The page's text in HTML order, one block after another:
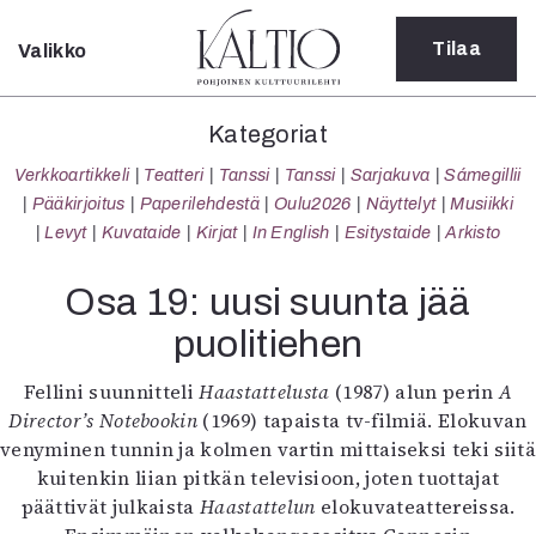
Sulje
Kategoriat
Verkkoartikkeli
Teatteri
Tanssi
Sarjakuva
Sámegillii
Pääkirjoitus
Oulu2026
Näyttelyt
Musiikki
Levyt
Kuvataide
Valikko Tilaa
Kategoriat
Verkkoartikkeli Teatteri Tanssi Tanssi Sarjakuva
Sámegillii
Pääkirjoitus
Paperilehdestä Oulu2026 Näyttelyt
Musiikki
Levyt
Kuvataide Kirjat In English Esitystaide Arkisto
Osa 19: uusi suunta jää
puolitiehen
Fellini suunnitteliHaastattelusta (1987) alun perinA
Director’s Notebookin (1969) tapaista tv-filmiä. Elokuvan
venyminen tunnin ja kolmen vartin mittaiseksi teki siitä
kuitenkin liian pitkän televisioon, joten tuottajat
päättivät julkaista Haastattelun elokuvateattereissa.